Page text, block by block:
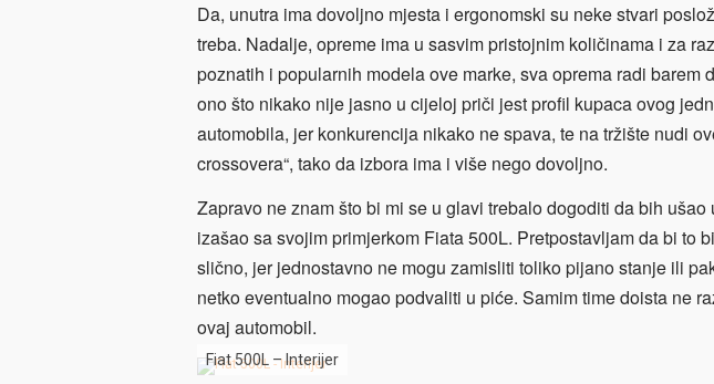
Da, unutra ima dovoljno mjesta i ergonomski su neke stvari
treba. Nadalje, opreme ima u sasvim pristojnim količinama i za
poznatih i popularnih modela ove marke, sva oprema radi barem
ono što nikako nije jasno u cijeloj priči jest profil kupaca ovog
automobila, jer konkurencija nikako ne spava, te na tržište nudi
crossovera“, tako da izbora ima i više nego dovoljno.
Zapravo ne znam što bi mi se u glavi trebalo dogoditi da bih
izašao sa svojim primjerkom Fiata500L. Pretpostavljam da bi to
slično, jer jednostavno ne mogu zamisliti toliko pijano stanje ili
netko eventualno mogao podvaliti u piće. Samim time doista ne
ovaj automobil.
Fiat 500L – Interijer